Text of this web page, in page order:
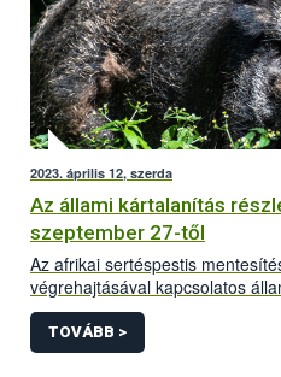
2023. április 12, szerda
Az állami kártalanítás
szeptember 27-től
Az afrikai sertéspestis
végrehajtásával kapcsolatos
szabályai 2021.szeptember 27-től.
TOVÁBB >